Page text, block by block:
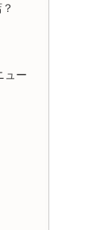
ュー